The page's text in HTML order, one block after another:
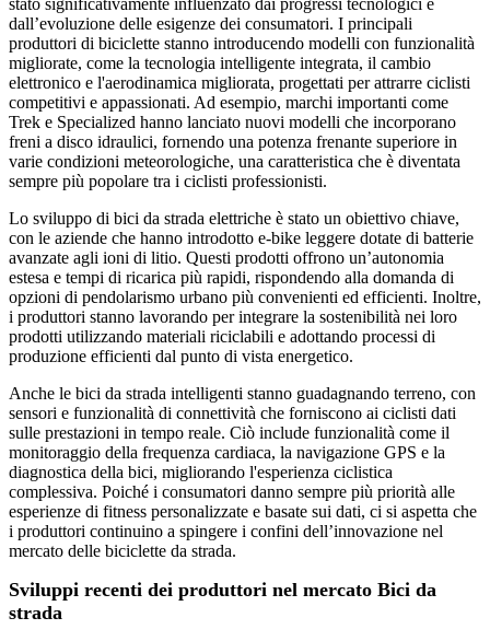
stato significativamente influenzato dai progressi tecnologici e
dall’evoluzione delle esigenze dei consumatori. I principali
produttori di biciclette stanno introducendo modelli con funzionalità
migliorate, come la tecnologia intelligente integrata, il cambio
elettronico e l'aerodinamica migliorata, progettati per attrarre ciclisti
competitivi e appassionati. Ad esempio, marchi importanti come
Trek e Specialized hanno lanciato nuovi modelli che incorporano
freni a disco idraulici, fornendo una potenza frenante superiore in
varie condizioni meteorologiche, una caratteristica che è diventata
sempre più popolare tra i ciclisti professionisti.
Lo sviluppo di bici da strada elettriche è stato un obiettivo chiave,
con le aziende che hanno introdotto e-bike leggere dotate di batterie
avanzate agli ioni di litio. Questi prodotti offrono un’autonomia
estesa e tempi di ricarica più rapidi, rispondendo alla domanda di
opzioni di pendolarismo urbano più convenienti ed efficienti. Inoltre,
i produttori stanno lavorando per integrare la sostenibilità nei loro
prodotti utilizzando materiali riciclabili e adottando processi di
produzione efficienti dal punto di vista energetico.
Anche le bici da strada intelligenti stanno guadagnando terreno, con
sensori e funzionalità di connettività che forniscono ai ciclisti dati
sulle prestazioni in tempo reale. Ciò include funzionalità come il
monitoraggio della frequenza cardiaca, la navigazione GPS e la
diagnostica della bici, migliorando l'esperienza ciclistica
complessiva. Poiché i consumatori danno sempre più priorità alle
esperienze di fitness personalizzate e basate sui dati, ci si aspetta che
i produttori continuino a spingere i confini dell’innovazione nel
mercato delle biciclette da strada.
Sviluppi recenti dei produttori nel mercato Bici da
strada